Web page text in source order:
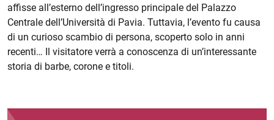
affisse all’esterno dell’ingresso principale del Palazzo
Centrale dell’Università di Pavia. Tuttavia, l’evento fu causa
di un curioso scambio di persona, scoperto solo in anni
recenti… Il visitatore verrà a conoscenza di un’interessante
storia di barbe, corone e titoli.